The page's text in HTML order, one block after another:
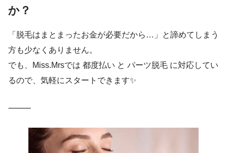
か？
「脱毛はまとまったお金が必要だから…」と諦めてしまう
方も少なくありません。
でも、Miss.Mrsでは 都度払い と パーツ脱毛 に対応してい
るので、気軽にスタートできます✨
⸻